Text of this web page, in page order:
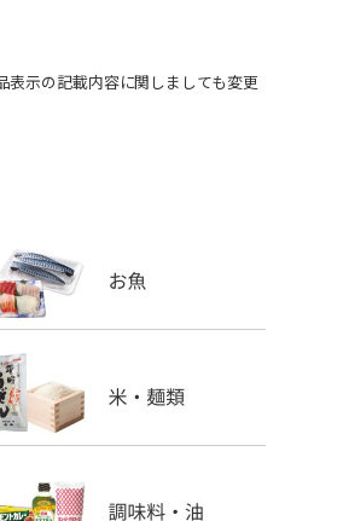
示の記載内容に関しましても変更